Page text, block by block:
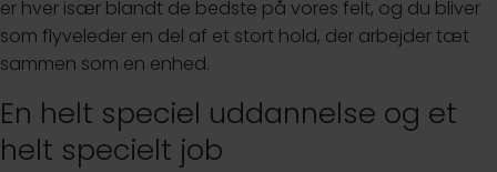
er hver især blandt de bedste på vores felt, og du bliver
som flyveleder en del af et stort hold, der arbejder tæt
sammen som en enhed.
En helt speciel uddannelse og et
helt specielt job